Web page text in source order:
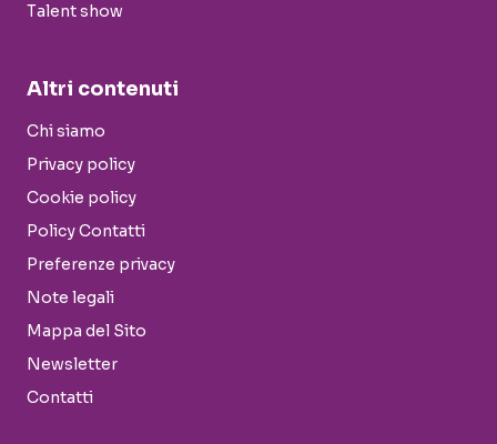
Talent show
Altri contenuti
Chi siamo
Privacy policy
Cookie policy
Policy Contatti
Preferenze privacy
Note legali
Mappa del Sito
Newsletter
Contatti